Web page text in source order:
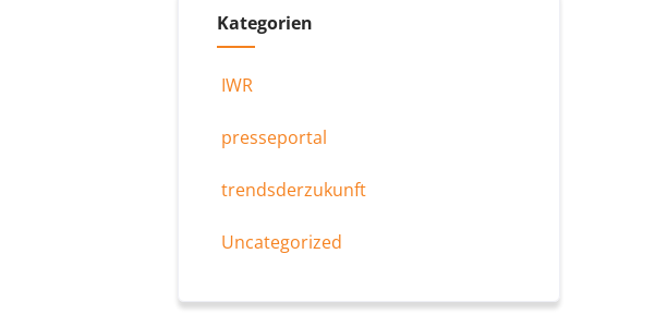
Kategorien
IWR
presseportal
trendsderzukunft
Uncategorized